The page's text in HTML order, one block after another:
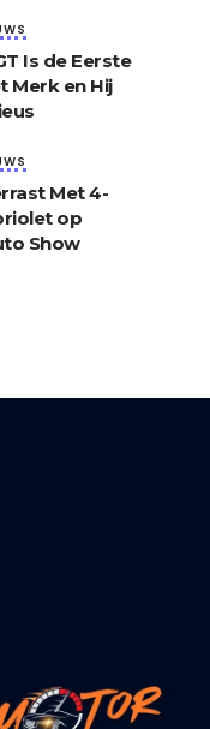
Is de Eerste
Merk en Hij
Met 4-
op
Show